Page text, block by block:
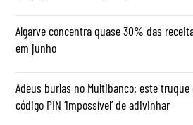
Algarve concentra quase 30% das
em junho
Adeus burlas no Multibanco: este truque
código PIN ‘impossível’ de adivinhar